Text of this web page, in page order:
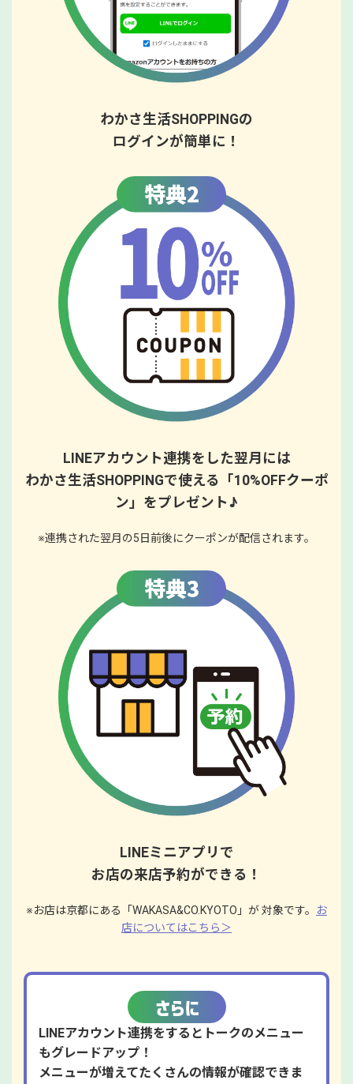
わかさ生活SHOPPINGの
ログインが簡単に！
LINEアカウント連携をした翌月には
わかさ生活SHOPPINGで使える「10%OFFクーポ
ン」をプレゼント♪
※連携された翌月の5日前後にクーポンが配信されます。
LINEミニアプリで
お店の来店予約ができる！
※お店は京都にある「WAKASA&CO.KYOTO」が 対象です。
お
店についてはこちら＞
LINEアカウント連携をするとトークのメニュー
もグレードアップ！
メニューが増えてたくさんの情報が確認できま